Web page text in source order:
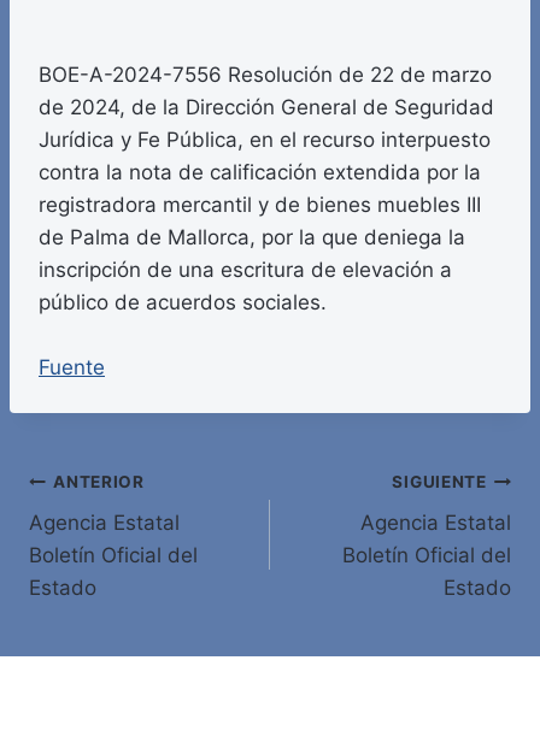
BOE-A-2024-7556 Resolución de 22 de marzo
de 2024, de la Dirección General de Seguridad
Jurídica y Fe Pública, en el recurso interpuesto
contra la nota de calificación extendida por la
registradora mercantil y de bienes muebles III
de Palma de Mallorca, por la que deniega la
inscripción de una escritura de elevación a
público de acuerdos sociales.
Fuente
Navegación
de
entradas
ANTERIOR
Agencia Estatal
Boletín Oficial del
Estado
SIGUIENTE
Agencia Estatal
Boletín Oficial del
Estado